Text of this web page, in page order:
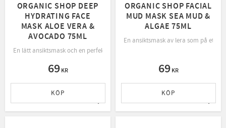
ORGANIC SHOP DEEP
HYDRATING FACE
MASK ALOE VERA &
AVOCADO 75ML
En lätt ansiktsmask och en perfekt fuktgivare.
69KR
Lägg till i favoriter
KÖP
ORGANIC SHOP FACIAL
MUD MASK SEA MUD &
ALGAE 75ML
En ansiktsmask av lera som på ett
69KR
KÖP